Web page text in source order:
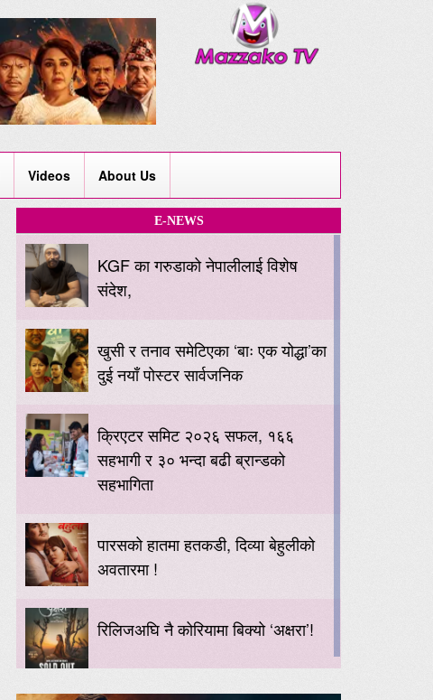
Videos About Us
E-NEWS
KGF का गरुडाको नेपालीलाई विशेष
संदेश,
खुसी र तनाव समेटिएका ‘बाः एक योद्धा’का
दुई नयाँ पोस्टर सार्वजनिक
क्रिएटर समिट २०२६ सफल, १६६
सहभागी र ३० भन्दा बढी ब्रान्डको
सहभागिता
पारसको हातमा हतकडी, दिव्या बेहुलीको
अवतारमा !
रिलिजअघि नै कोरियामा बिक्यो ‘अक्षरा’!